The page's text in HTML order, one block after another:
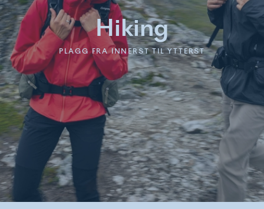
Hiking
PLAGG FRA INNERST TIL YTTERST